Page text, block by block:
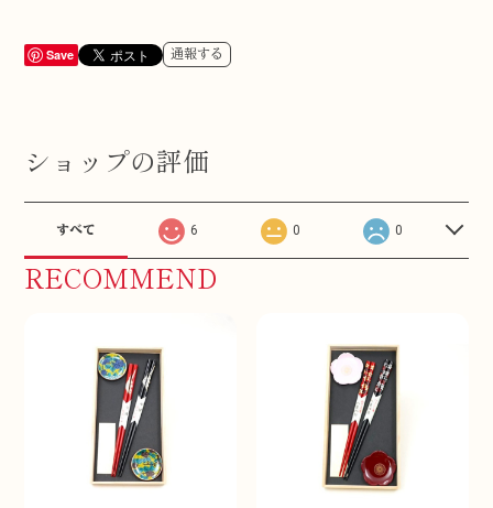
Save 通報する
ショップの評価
すべて 6 0 0
RECOMMEND